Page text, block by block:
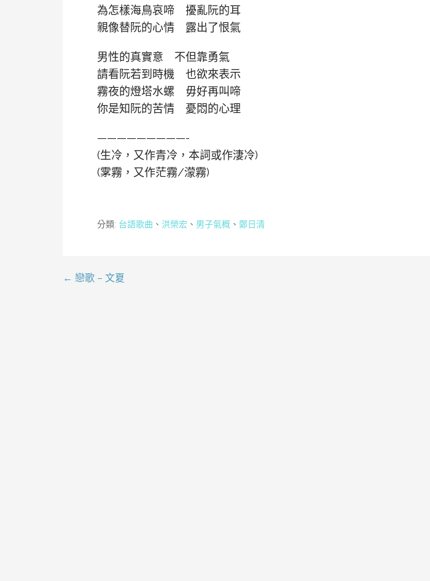
為怎樣海鳥哀啼 擾亂阮的耳
親像替阮的心情 露出了恨氣
男性的真實意 不但靠勇氣
請看阮若到時機 也欲來表示
霧夜的燈塔水螺 毋好再叫啼
你是知阮的苦情 憂悶的心理
—————————-
(生冷，又作青冷，本詞或作淒冷)
(雺霧，又作茫霧/濛霧)
分類: 台語歌曲 、 洪榮宏 、 男子氣概 、 鄭日清
文
← 戀歌 – 文夏